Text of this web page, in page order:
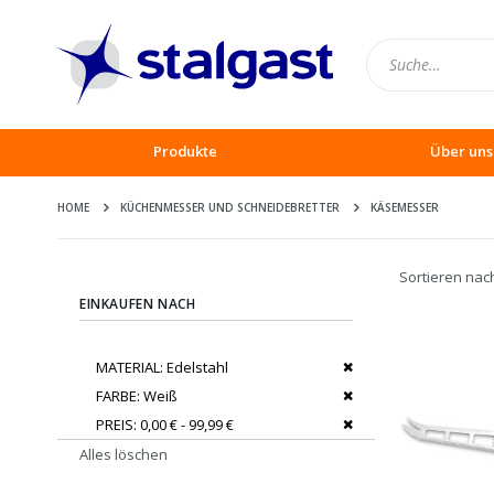
Produkte Über uns
HOME KÜCHENMESSER UND SCHNEIDEBRETTER KÄSEMESSER
Sortieren
EINKAUFEN NACH
MATERIAL Edelstahl
Dies entfernen
FARBE Weiß
Dies entfernen
PREIS 0,00 € - 99,99 €
Dies entfernen
Alles löschen